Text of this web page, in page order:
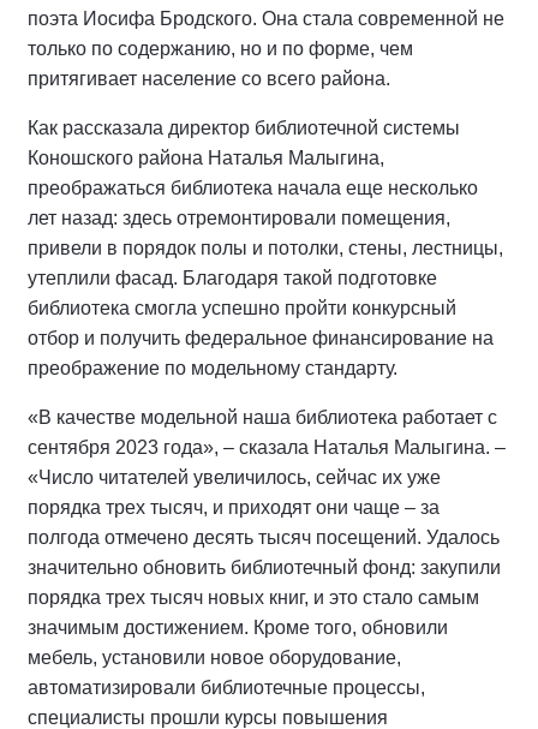
поэта Иосифа Бродского. Она стала современной не
только по содержанию, но и по форме, чем
притягивает население со всего района.
Как рассказала директор библиотечной системы
Коношского района Наталья Малыгина,
преображаться библиотека начала еще несколько
лет назад: здесь отремонтировали помещения,
привели в порядок полы и потолки, стены, лестницы,
утеплили фасад. Благодаря такой подготовке
библиотека смогла успешно пройти конкурсный
отбор и получить федеральное финансирование на
преображение по модельному стандарту.
«В качестве модельной наша библиотека работает с
сентября 2023 года», – сказала Наталья Малыгина. –
«Число читателей увеличилось, сейчас их уже
порядка трех тысяч, и приходят они чаще – за
полгода отмечено десять тысяч посещений. Удалось
значительно обновить библиотечный фонд: закупили
порядка трех тысяч новых книг, и это стало самым
значимым достижением. Кроме того, обновили
мебель, установили новое оборудование,
автоматизировали библиотечные процессы,
специалисты прошли курсы повышения